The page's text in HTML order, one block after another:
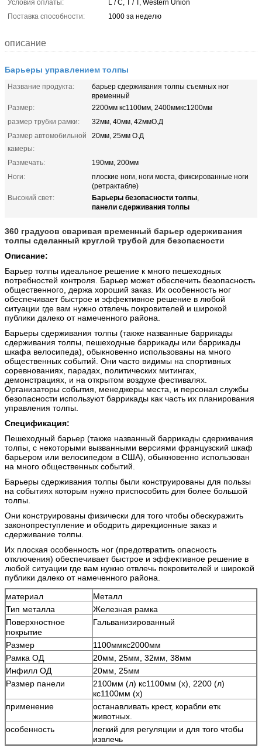
Условия оплаты:
L / C, T / T, Western Union
Поставка способности:
1000 за неделю
описание
Барьеры управлением толпы
Название продукта:
барьер сдерживания толпы съемных ног
временный
Размер:
2200мм кс1100мм, 2400ммкс1200мм
размер трубки рамки:
32мм, 40мм, 42ммО.Д
Размер автомобильной
камеры:
20мм, 25мм О.Д
Размечать:
190мм, 200мм
Ноги:
плоские ноги, ноги моста, фиксированные ноги
(ретрактабле)
Высокий свет:
Барьеры безопасности толпы,
панели сдерживания толпы
360 градусов сваривая временный барьер сдерживания
толпы сделанный круглой трубой для безопасности
Описание:
Барьер толпы идеальное решение к много пешеходных
потребностей контроля. Барьер может обеспечить безопасность
общественного, держа хороший заказ. Их особенность ног
обеспечивает быстрое и эффективное решение в любой
ситуации где вам нужно отвлечь покровителей и широкой
публики далеко от намеченного района.
Барьеры сдерживания толпы (также названные баррикады
сдерживания толпы, пешеходные баррикады или баррикады
шкафа велосипеда), обыкновенно использованы на много
общественных событий. Они часто видимы на спортивных
соревнованиях, парадах, политических митингах,
демонстрациях, и на открытом воздухе фестивалях.
Организаторы события, менеджеры места, и персонал службы
безопасности используют баррикады как часть их планирования
управления толпы.
Спецификация:
Пешеходный барьер (также названный баррикады сдерживания
толпы, с некоторыми вызванными версиями французский шкаф
барьером или велосипедом в США), обыкновенно использован
на много общественных событий.
Барьеры сдерживания толпы были конструированы для пользы
на событиях которым нужно приспособить для более большой
толпы.
Они конструированы физически для того чтобы обескуражить
законопреступление и ободрить дирекционные заказ и
сдерживание толпы.
Их плоская особенность ног (предотвратить опасность
отключения) обеспечивает быстрое и эффективное решение в
любой ситуации где вам нужно отвлечь покровителей и широкой
публики далеко от намеченного района.
материал
Металл
Тип металла
Железная рамка
Поверхностное
покрытие
Гальванизированный
Размер
1100ммкс2000мм
Рамка ОД
20мм, 25мм, 32мм, 38мм
Инфилл ОД
20мм, 25мм
Размер панели
2100мм (л) кс1100мм (х), 2200 (л)
кс1100мм (х)
применение
останавливать крест, корабли етк
животных.
особенность
легкий для регуляции и для того чтобы
извлечь